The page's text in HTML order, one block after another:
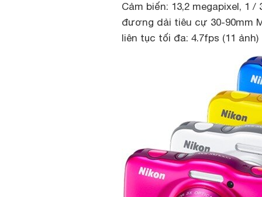
Cảm biến: 13,2 megapixel, 1 /
đương dải tiêu cự 30-90mm
liên tục tối đa: 4.7fps (11 ảnh)